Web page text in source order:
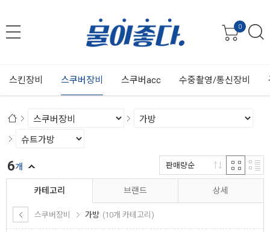
0
스킨장비 스쿠버장비 스쿠버acc 수중촬영/통신장비
카테고리
스쿠버장비 가방 (10개 카테고리)
브랜드 상세
6개 판매량순